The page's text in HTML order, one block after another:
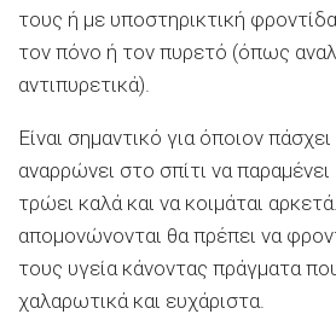
τους ή με υποστηρικτική
τον πόνο ή τον πυρετό (όπως
αντιπυρετικά).
Είναι σημαντικό για όποιον
αναρρώνει στο σπίτι να
τρώει καλά και να κοιμάται
απομονώνονται θα πρέπει να
τους υγεία κάνοντας πράγματα
χαλαρωτικά και ευχάριστα.